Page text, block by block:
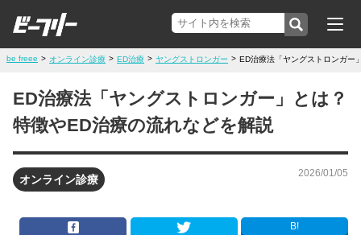
be freee > オンライン診療 > ED治療 > ヤングストロンガー > ED治療法「ヤングストロンガー
ED治療法「ヤングストロンガー」とは？
特徴やED治療の流れなどを解説
オンライン診療 2026/01/05
B!